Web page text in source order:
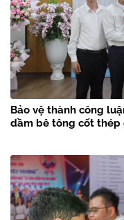
Bảo vệ thành công
dầm bê tông cốt thép